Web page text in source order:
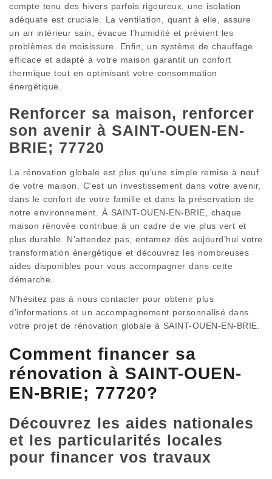
compte tenu des hivers parfois rigoureux, une isolation
adéquate est cruciale. La ventilation, quant à elle, assure
un air intérieur sain, évacue l’humidité et prévient les
problèmes de moisissure. Enfin, un système de chauffage
efficace et adapté à votre maison garantit un confort
thermique tout en optimisant votre consommation
énergétique.
Renforcer sa maison, renforcer
son avenir à SAINT-OUEN-EN-
BRIE; 77720
La rénovation globale est plus qu’une simple remise à neuf
de votre maison. C’est un investissement dans votre avenir,
dans le confort de votre famille et dans la préservation de
notre environnement. À SAINT-OUEN-EN-BRIE, chaque
maison rénovée contribue à un cadre de vie plus vert et
plus durable. N’attendez pas, entamez dès aujourd’hui votre
transformation énergétique et découvrez les nombreuses
aides disponibles pour vous accompagner dans cette
démarche.
N’hésitez pas à nous contacter pour obtenir plus
d’informations et un accompagnement personnalisé dans
votre projet de rénovation globale à SAINT-OUEN-EN-BRIE.
Comment financer sa
rénovation à SAINT-OUEN-
EN-BRIE; 77720?
Découvrez les aides nationales
et les particularités locales
pour financer vos travaux